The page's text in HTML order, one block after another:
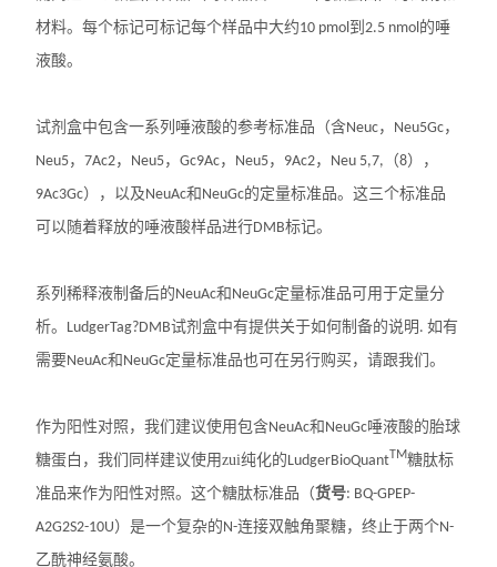
食品安全检测试剂
材料。每个标记可标记每个样品中大约10 pmol到2.5 nmol的唾
液酸。
试剂盒中包含一系列唾液酸的参考标准品（含Neuc， Neu5Gc，
Neu5，7Ac2， Neu5，Gc9Ac， Neu5， 9Ac2， Neu 5,7, （8），
9Ac3Gc），以及NeuAc和 NeuGc的定量标准品。这三个标准品
可以随着释放的唾液酸样品进行DMB标记。
系列稀释液制备后的NeuAc和 NeuGc定量标准品可用于定量分
析。 LudgerTag?DMB试剂盒中有提供关于如何制备的说明 .如有
需要NeuAc和 NeuGc定量标准品也可在另行购买，请跟我们。
作为阳性对照，我们建议使用包含NeuAc和 NeuGc唾液酸的胎球
糖蛋白，我们同样建议使用zui纯化的LudgerBioQuant TM糖肽标
准品来作为阳性对照。这个糖肽标准品（货号: BQ-GPEP-
A2G2S2-10U）是一个复杂的N-连接双触角聚糖，终止于两个N-
乙酰神经氨酸。